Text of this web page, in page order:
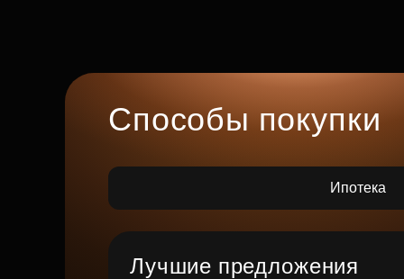
Способы покупки
Ипотека
Лучшие предложения